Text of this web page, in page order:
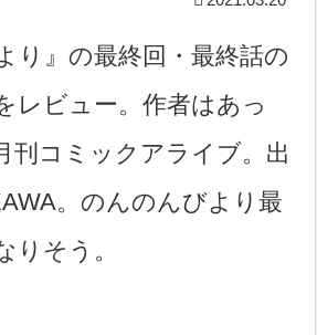
り』の最終回・最終話の
レビュー。作者はあっ
刊コミックアライブ。出
。のんのんびより最
りそう。